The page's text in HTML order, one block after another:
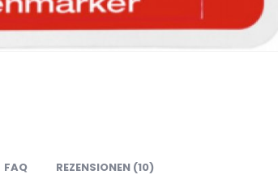
FAQ REZENSIONEN (10)